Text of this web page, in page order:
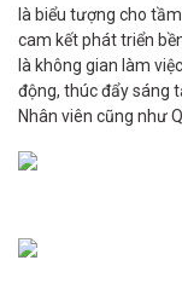
là biểu tượng cho
cam kết phát triển
là không gian làm
động, thúc đẩy sáng
Nhân viên cũng như